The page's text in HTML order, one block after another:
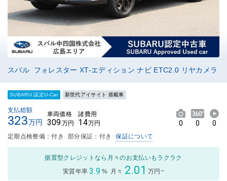
スバル フォレスター XT-エディション ナビ ETC2.0 リヤカメラ
SUBARU 認定U-Car 新世代アイサイト 搭載車
支払総額
323万円
車両価格
309万円
諸費用
14万円 0 0 0
定期点検整備：付き 部分保証：付き 保証について
据置型クレジットなら月々のお支払いもラクラク
実質年率 3.9 % 月々 2.01 万円~